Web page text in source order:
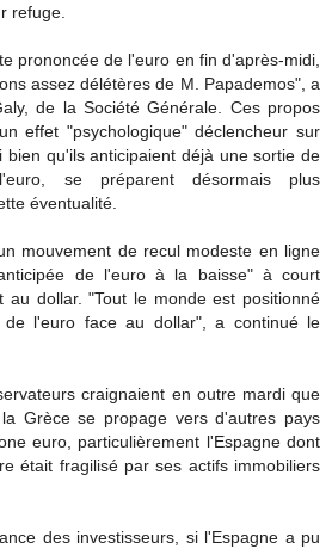
refuge.
prononcée de l'euro en fin d'après-midi,
assez délétères de M. Papademos", a
de la Société Générale. Ces propos
effet "psychologique" déclencheur sur
bien qu'ils anticipaient déjà une sortie de
se préparent désormais plus
éventualité.
mouvement de recul modeste en ligne
de l'euro à la baisse" à court
au dollar. "Tout le monde est positionné
de l'euro face au dollar", a continué le
craignaient en outre mardi que
Grèce se propage vers d'autres pays
euro, particulièrement l'Espagne dont
était fragilisé par ses actifs immobiliers
des investisseurs, si l'Espagne a pu